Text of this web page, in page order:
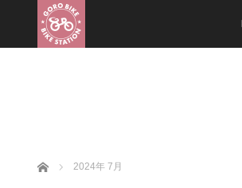
ホーム 2024年 7月